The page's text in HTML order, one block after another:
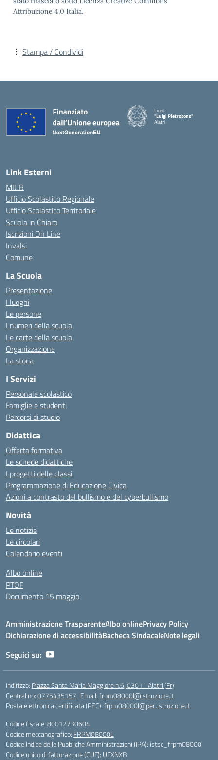
Attribuzione 4.0 Italia.
Stampa / Condividi
Liceo
"Luigi Pietrobono"
Alatri
Link Esterni
MIUR
Ufficio Scolastico Regionale
Ufficio Scolastico Territoriale
Scuola in Chiaro
Iscrizioni On Line
Invalsi
Comune
La Scuola
Presentazione
I luoghi
Le persone
I numeri della scuola
Le carte della scuola
Organizzazione
La storia
I Servizi
Personale scolastico
Famiglie e studenti
Percorsi di studio
Didattica
Offerta formativa
Le schede didattiche
I progetti delle classi
Programmazione di Educazione Civica
Azioni a contrasto del bullismo e del cyberbullismo
Novità
Le notizie
Le circolari
Calendario eventi
Albo online
PTOF
Documento 15 maggio
Amministrazione TrasparenteAlbo onlinePrivacy Policy
Dichiarazione di accessibilitàBacheca SindacaleNote legali
Seguici su:
Indirizzo: Piazza Santa Maria Maggiore n.6, 03011 Alatri (Fr)
Centralino:0775435157 Email:frpm08000l@istruzione.it
Posta elettronica certificata (PEC):frpm08000l@pec.istruzione.it
Codice fiscale: 80012730604
Codice meccanografico: FRPM08000L
Codice Indice delle Pubbliche Amministrazioni (IPA): istsc_frpm08000l
Codice unico di fatturazione (CUF): UFXNXB